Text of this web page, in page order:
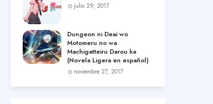
julio 29, 2017
Dungeon ni Deai wo
Motomeru no wa
Machigatteiru Darou ka
(Novela Ligera en español)
noviembre 27, 2017